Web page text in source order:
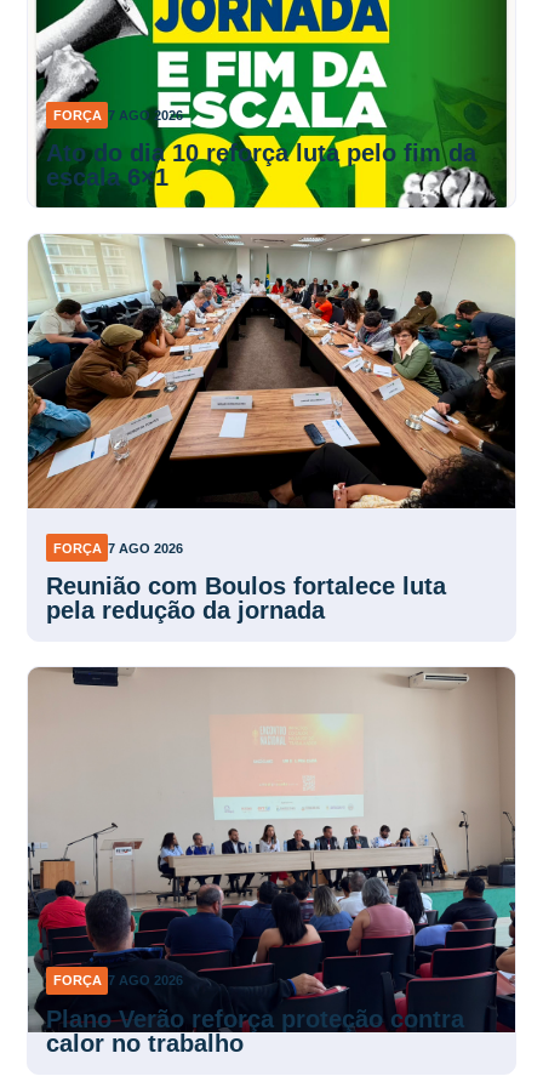
FORÇA 7 AGO 2026
Ato do dia 10 reforça luta pelo fim da
escala 6×1
FORÇA 7 AGO 2026
Reunião com Boulos fortalece luta
pela redução da jornada
FORÇA 7 AGO 2026
Plano Verão reforça proteção contra
calor no trabalho